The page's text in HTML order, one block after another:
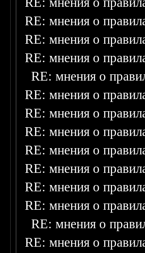
RE: мнения о
RE: мнения о
RE: мнения о
RE: мнения о
RE: мнения о
RE: мнения о
RE: мнения о
RE: мнения о
RE: мнения о
RE: мнения о
RE: мнения о
RE: мнения о
RE: мнения о